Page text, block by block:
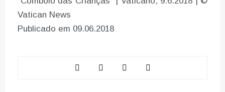
Vatican News
Publicado em 09.06.2018